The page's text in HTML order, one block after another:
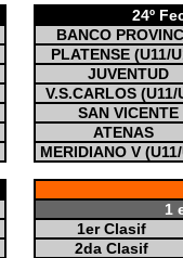
24º
BANCO
PLATENSE (U11/
JUVENTUD
V.S.CARLOS (U11/
SAN VICENTE
ATENAS
MERIDIANO V
1
1er Clasif
2da Clasif